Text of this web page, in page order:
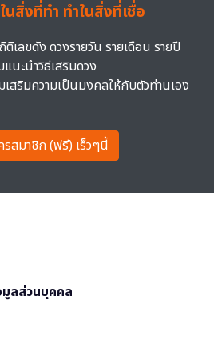
นสิ่งที่ทำ ทำในสิ่งที่เชื่อ
เลขดัง ดวงรายวัน รายเดือน รายปี
นะนำวิธีเสริมดวง
สริมความเป็นมงคลให้กับตัวท่านเอง
รสมาชิก (ฟรี) เร็วๆนี้
ลส่วนบุคคล